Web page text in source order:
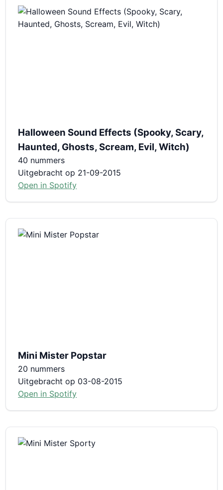
Halloween Sound Effects (Spooky, Scary,
Haunted, Ghosts, Scream, Evil, Witch)
40 nummers
Uitgebracht op 21-09-2015
Open in Spotify
Mini Mister Popstar
20 nummers
Uitgebracht op 03-08-2015
Open in Spotify